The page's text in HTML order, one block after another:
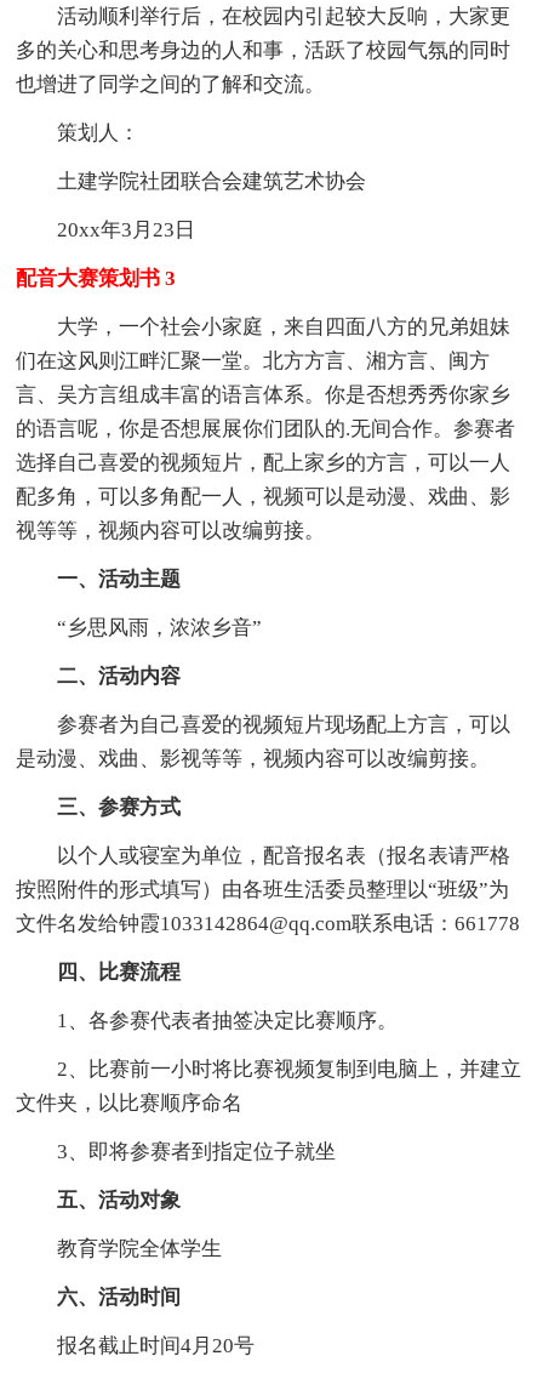
活动顺利举行后，在校园内引起较大反响，大家更
多的关心和思考身边的人和事，活跃了校园气氛的同时
也增进了同学之间的了解和交流。
策划人：
土建学院社团联合会建筑艺术协会
20xx年3月23日
配音大赛策划书 3
大学，一个社会小家庭，来自四面八方的兄弟姐妹
们在这风则江畔汇聚一堂。北方方言、湘方言、闽方
言、吴方言组成丰富的语言体系。你是否想秀秀你家乡
的语言呢，你是否想展展你们团队的.无间合作。参赛者
选择自己喜爱的视频短片，配上家乡的方言，可以一人
配多角，可以多角配一人，视频可以是动漫、戏曲、影
视等等，视频内容可以改编剪接。
一、活动主题
“乡思风雨，浓浓乡音”
二、活动内容
参赛者为自己喜爱的视频短片现场配上方言，可以
是动漫、戏曲、影视等等，视频内容可以改编剪接。
三、参赛方式
以个人或寝室为单位，配音报名表（报名表请严格
按照附件的形式填写）由各班生活委员整理以“班级”为
文件名发给钟霞1033142864@qq.com联系电话：661778
四、比赛流程
1、各参赛代表者抽签决定比赛顺序。
2、比赛前一小时将比赛视频复制到电脑上，并建立
文件夹，以比赛顺序命名
3、即将参赛者到指定位子就坐
五、活动对象
教育学院全体学生
六、活动时间
报名截止时间4月20号